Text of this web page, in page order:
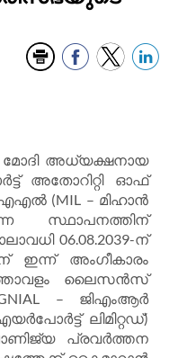
മോദി അധ്യക്ഷനായ
അതോറിറ്റി ഓഫ്
(MIL – മിഹാൻ
സ്ഥാപനത്തിന്
06.08.2039-ന്
ഇന്ന് അംഗീകാരം
ലൈസൻസ്
– ജിഎംആർ
ലിമിറ്റഡ്)
പ്രവർത്തന